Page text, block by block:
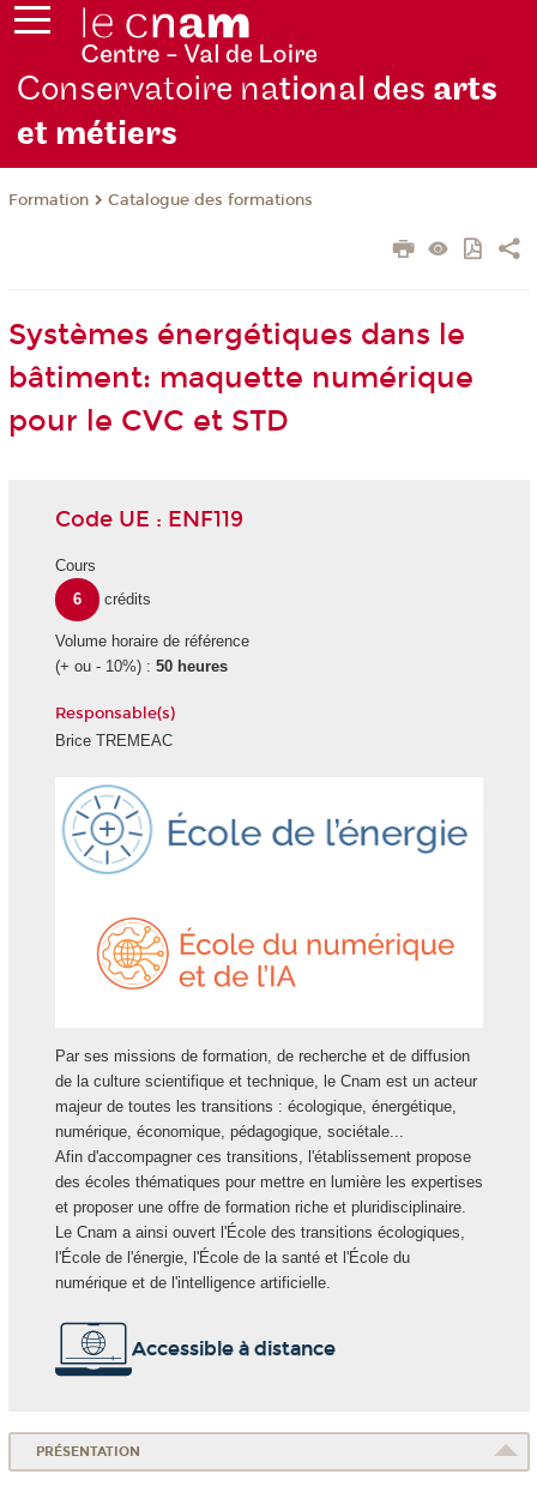
Conservatoire national des arts
et métiers
Formation Catalogue des formations
Systèmes énergétiques dans le
bâtiment: maquette numérique
pour le CVC et STD
Code UE : ENF119
Cours
6
crédits
Volume horaire de référence
(+ ou - 10%) : 50 heures
Responsable(s)
Brice TREMEAC
Par ses missions de formation, de recherche et de diffusion
de la culture scientifique et technique, le Cnam est un acteur
majeur de toutes les transitions : écologique, énergétique,
numérique, économique, pédagogique, sociétale...
Afin d'accompagner ces transitions, l'établissement propose
des écoles thématiques pour mettre en lumière les expertises
et proposer une offre de formation riche et pluridisciplinaire.
Le Cnam a ainsi ouvert l'École des transitions écologiques,
l'École de l'énergie, l'École de la santé et l'École du
numérique et de l'intelligence artificielle.
Accessible à distance
PRÉSENTATION